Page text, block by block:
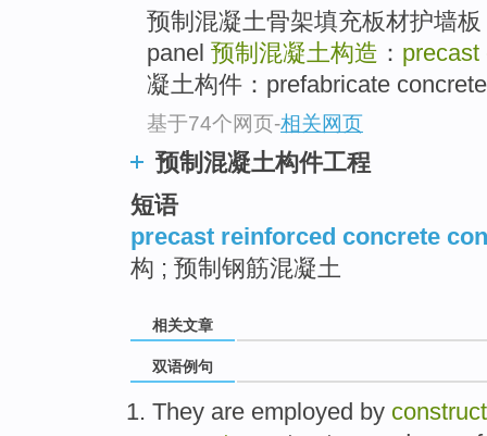
预制混凝土骨架填充板材护墙
panel 预制混凝土构造 ： precast
凝土构件：prefabricate
基于74个网页-相关网页
预制混凝土构件工程
短语
precast reinforced concrete
构 ; 预制钢筋混凝土
相关文章
双语例句
They are employed by